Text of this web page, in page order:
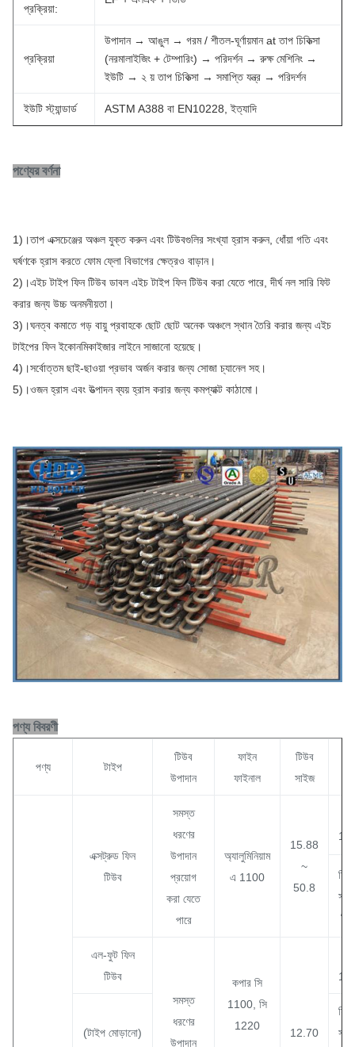
প্রক্রিয়া:
প্রক্রিয়া
উপাদান → আঙুল → গরম / শীতল-ঘূর্ণায়মান at তাপ চিকিত্সা
(নরমালাইজিং + টেম্পারিং) → পরিদর্শন → রুক্ষ মেশিনিং →
ইউটি → ২ য় তাপ চিকিত্সা → সমাপ্তি যন্ত্র → পরিদর্শন
ইউটি স্ট্যান্ডার্ড ASTM A388 বা EN10228, ইত্যাদি
পণ্যের বর্ণনা
1)।তাপ এক্সচেঞ্জের অঞ্চল যুক্ত করুন এবং টিউবগুলির সংখ্যা হ্রাস করুন, ধোঁয়া গতি এবং
ঘর্ষণকে হ্রাস করতে ফোম ফ্লো বিভাগের ক্ষেত্রও বাড়ান।
2)।এইচ টাইপ ফিন টিউব ডাবল এইচ টাইপ ফিন টিউব করা যেতে পারে, দীর্ঘ নল সারি ফিট
করার জন্য উচ্চ অনমনীয়তা।
3)।ঘনত্ব কমাতে গড় বায়ু প্রবাহকে ছোট ছোট অনেক অঞ্চলে স্থান তৈরি করার জন্য এইচ
টাইপের ফিন ইকোনমিকাইজার লাইনে সাজানো হয়েছে।
4)।সর্বোত্তম ছাই-ছাওয়া প্রভাব অর্জন করার জন্য সোজা চ্যানেল সহ।
5)।ওজন হ্রাস এবং উত্পাদন ব্যয় হ্রাস করার জন্য কমপ্যাক্ট কাঠামো।
পণ্য বিবরণী
পণ্য টাইপ
টিউব
উপাদান
ফাইন
ফাইনাল
টিউব
সাইজ
এক্সট্রুড ফিন
টিউব
সমস্ত
ধরণের
উপাদান
প্রয়োগ
করা যেতে
পারে
অ্যালুমিনিয়াম
এ 1100
15.88
~
50.8
ফিন
এল-ফুট ফিন
টিউব
সমস্ত
ধরণের
উপাদান
কপার সি
1100, সি
1220
12.70
(টাইপ মোড়ানো)
ফিন